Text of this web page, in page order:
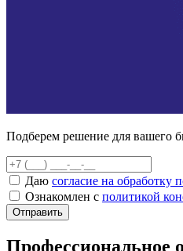
Подберем решение для вашего
Даю согласие на обработку
Ознакомлен с политикой
Отправить
Профессиональное